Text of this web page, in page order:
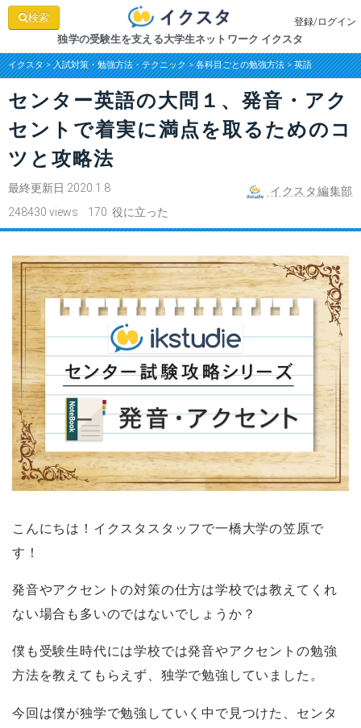
検索 登録/ログイン
独学の受験生を支える大学生ネットワーク イクスタ
イクスタ>入試対策・勉強方法・テクニック>各科目ごとの勉強方法>英語
センター英語の大問１、発音・アク
セントで着実に満点を取るためのコ
ツと攻略法
最終更新日 2020.1.8
イクスタ編集部
248430 views 170 役に立った
こんにちは！イクスタスタッフで一橋大学の笠原で
す！
発音やアクセントの対策の仕方は学校では教えてくれ
ない場合も多いのではないでしょうか？
僕も受験生時代には学校では発音やアクセントの勉強
方法を教えてもらえず、独学で勉強していました。
今回は僕が独学で勉強していく中で見つけた、センタ